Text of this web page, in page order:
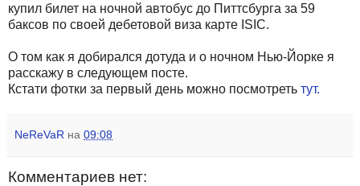
купил билет на ночной автобус до Питтсбурга за 59
баксов по своей дебетовой виза карте ISIC.
О том как я добирался дотуда и о ночном Нью-Йорке я
расскажу в следующем посте.
Кстати фотки за первый день можно посмотреть тут.
NeReVaR на 09:08
Комментариев нет: